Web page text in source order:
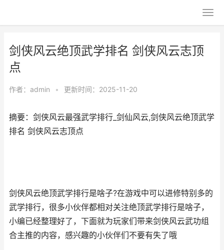
剑侠风云绝顶武学排名 剑侠风云志顶
点
作者： admin • 更新时间：2025-11-20
摘要：剑侠风云最强武学排行_剑仙风云,剑侠风云绝顶武学
排名 剑侠风云志顶点
剑侠风云绝顶武学排行是啥子?在游戏中可以进修特别多的
武学排行，很多小伙伴都相对关注绝顶武学排行是啥子，
小编已经整理好了，下面就为玩家们带来剑侠风云武功组
合主推的内容，感兴趣的小伙伴们不要有失了哦